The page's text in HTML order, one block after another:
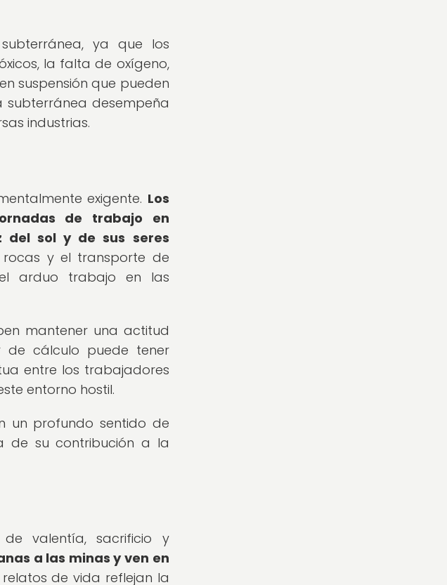
ya que los
la falta de oxígeno,
suspensión que pueden
desempeña
industrias.
exigente. Los
de trabajo en
del sol y de sus seres
y el transporte de
arduo trabajo en las
mantener una actitud
de cálculo puede tener
entre los trabajadores
entorno hostil.
un profundo sentido de
de su contribución a la
valentía, sacrificio y
a las minas y ven en
relatos de vida reflejan la